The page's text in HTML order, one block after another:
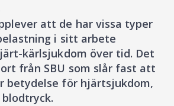
att de har vissa typer
i sitt arbete
kärlsjukdom över tid. Det
från SBU som slår fast att
betydelse för hjärtsjukdom,